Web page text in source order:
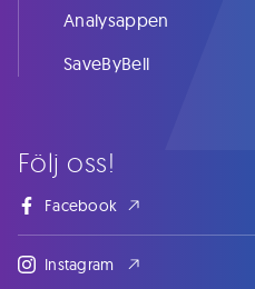
Följ oss!
Facebook
Instagram
Analysappen
SaveByBell